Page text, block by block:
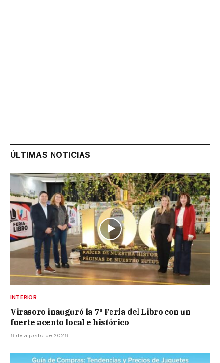
ÚLTIMAS NOTICIAS
INTERIOR
Virasoro inauguró la 7ª Feria del Libro con un
fuerte acento local e histórico
6 de agosto de 2026